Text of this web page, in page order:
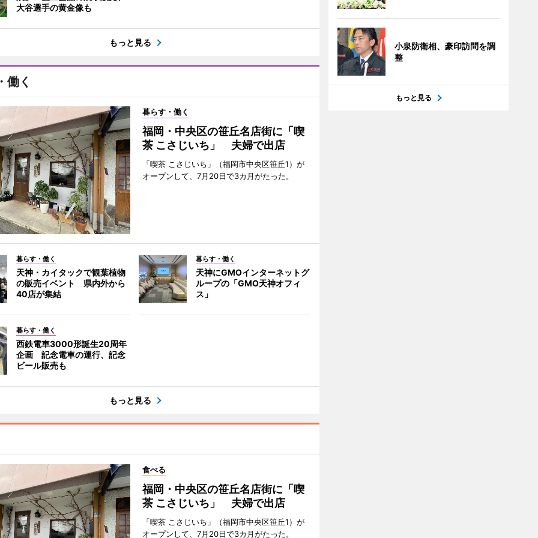
大谷選手の黄金像も
もっと見る
働く
暮らす・働く
福岡・中央区の笹丘名店街に「喫
茶 こさじいち」 夫婦で出店
「喫茶 こさじいち」（福岡市中央区笹丘1）が
オープンして、7月20日で3カ月がたった。
暮らす・働く
天神・カイタックで観葉植物
の販売イベント 県内外から
40店が集結
暮らす・働く
天神にGMOインターネットグ
ループの「GMO天神オフィ
ス」
暮らす・働く
西鉄電車3000形誕生20周年
企画 記念電車の運行、記念
ビール販売も
もっと見る
食べる
福岡・中央区の笹丘名店街に「喫
茶 こさじいち」 夫婦で出店
「喫茶 こさじいち」（福岡市中央区笹丘1）が
オープンして、7月20日で3カ月がたった。
小泉防衛相、豪印訪問を調
整
もっと見る